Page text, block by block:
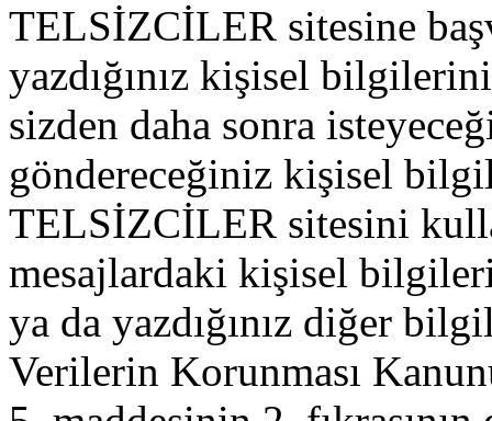
TELSİZCİLER sitesine
yazdığınız kişisel
sizden daha sonra
göndereceğiniz kişisel
TELSİZCİLER sitesini
mesajlardaki kişisel
ya da yazdığınız diğer
Verilerin Korunması